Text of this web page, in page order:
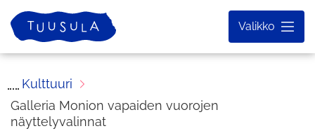
Siirry
sisältöön
Etusivu
Valikko
Kulttuuri
Galleria Monion vapaiden vuorojen
näyttelyvalinnat